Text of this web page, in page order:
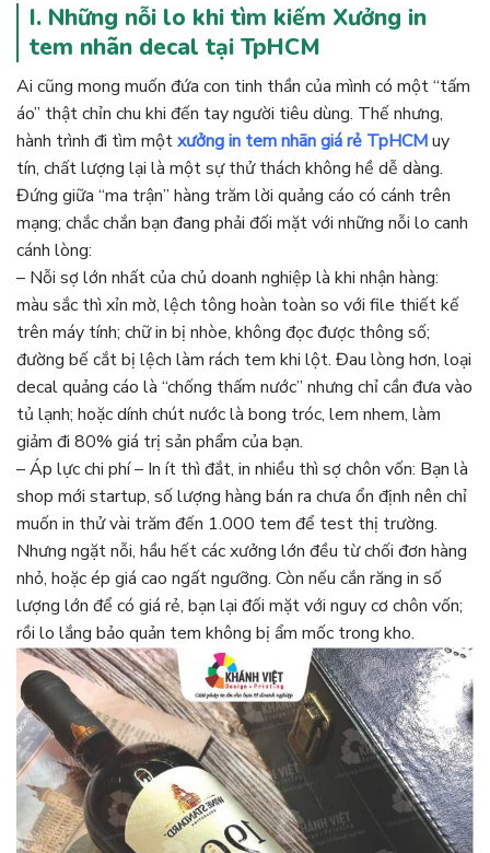
I. Những nỗi lo khi tìm kiếm Xưởng in
tem nhãn decal tại TpHCM
Ai cũng mong muốn đứa con tinh thần của mình có một “tấm
áo” thật chỉn chu khi đến tay người tiêu dùng. Thế nhưng,
hành trình đi tìm mộtxưởng in tem nhãn giá rẻ TpHCMuy
tín, chất lượng lại là một sự thử thách không hề dễ dàng.
Đứng giữa “ma trận” hàng trăm lời quảng cáo có cánh trên
mạng; chắc chắn bạn đang phải đối mặt với những nỗi lo canh
cánh lòng:
– Nỗi sợ lớn nhất của chủ doanh nghiệp là khi nhận hàng:
màu sắc thì xỉn mờ, lệch tông hoàn toàn so với file thiết kế
trên máy tính; chữ in bị nhòe, không đọc được thông số;
đường bế cắt bị lệch làm rách tem khi lột. Đau lòng hơn, loại
decal quảng cáo là “chống thấm nước” nhưng chỉ cần đưa vào
tủ lạnh; hoặc dính chút nước là bong tróc, lem nhem, làm
giảm đi 80% giá trị sản phẩm của bạn.
– Áp lực chi phí – In ít thì đắt, in nhiều thì sợ chôn vốn: Bạn là
shop mới startup, số lượng hàng bán ra chưa ổn định nên chỉ
muốn in thử vài trăm đến 1.000 tem để test thị trường.
Nhưng ngặt nỗi, hầu hết các xưởng lớn đều từ chối đơn hàng
nhỏ, hoặc ép giá cao ngất ngưỡng. Còn nếu cắn răng in số
lượng lớn để có giá rẻ, bạn lại đối mặt với nguy cơ chôn vốn;
rồi lo lắng bảo quản tem không bị ẩm mốc trong kho.